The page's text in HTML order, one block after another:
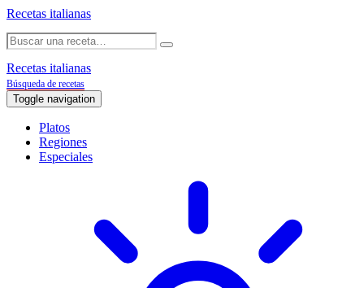
Recetas italianas
Recetas italianas
Búsqueda de recetas
Toggle navigation
Platos
Regiones
Especiales